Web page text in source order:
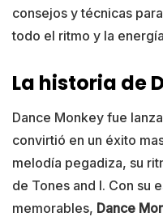
consejos y técnicas
todo el ritmo y la
La historia de
Dance Monkey fue
convirtió en un éxito
melodía pegadiza, su
de Tones and I. Con su
memorables, Dance